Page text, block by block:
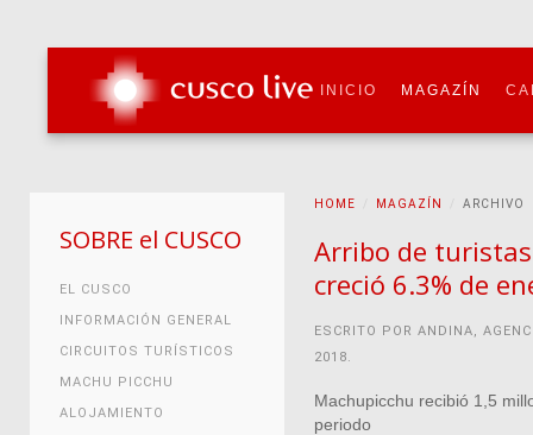
INICIO MAGAZÍN
HOME MAGAZÍN ARCHIVO
Arribo de
creció 6.3% de
ESCRITO POR ANDINA,
2018.
Machupicchu recibió 1,5
periodo
SOBRE el CUSCO
EL CUSCO
INFORMACIÓN GENERAL
CIRCUITOS TURÍSTICOS
MACHU PICCHU
ALOJAMIENTO